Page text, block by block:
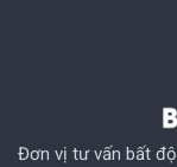
Đơn vị tư vấn bất